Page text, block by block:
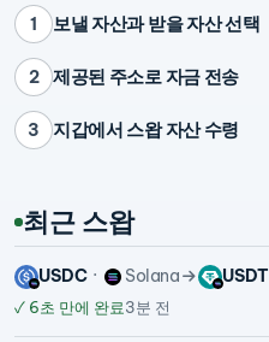
1 보낼 자산과 받을 자산 선택
2 제공된 주소로 자금 전송
3 지갑에서 스왑 자산 수령
최근 스왑
USDC Solana USDT
✓ 6초 만에 완료3분 전